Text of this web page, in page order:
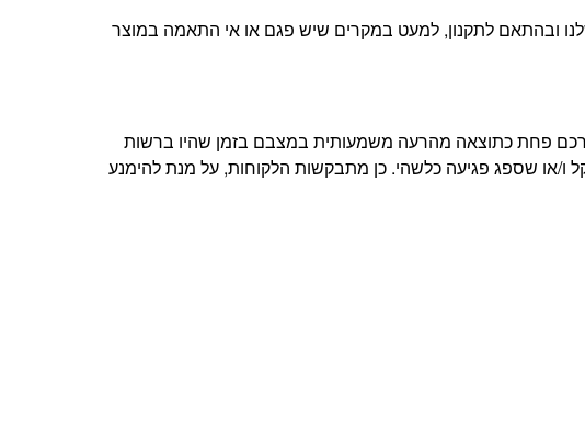
ואישור שרות הלקוחות שלנו ובהתאם לתקנון, למעט במקרים שיש פגם או אי התאמה במוצר
פחת כתוצאה מהרעה משמעותית במצבם בזמן שהיו ברשות
או שספג פגיעה כלשהי. כן מתבקשות הלקוחות, על מנת להימנע